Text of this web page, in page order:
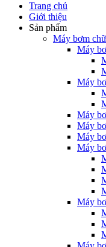
Trang chủ
Giới thiệu
Sản phẩm
Máy bơm
Máy
Máy
Máy
Máy
Máy
Máy
Máy